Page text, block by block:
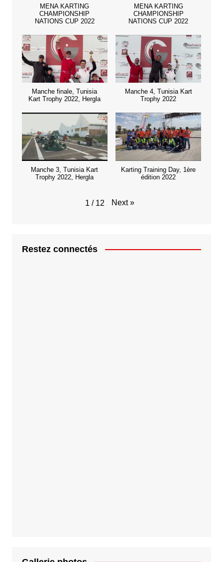
MENA KARTING
CHAMPIONSHIP
NATIONS CUP 2022
MENA KARTING
CHAMPIONSHIP
NATIONS CUP 2022
Manche finale, Tunisia
Kart Trophy 2022, Hergla
Manche 4, Tunisia Kart
Trophy 2022
Manche 3, Tunisia Kart
Trophy 2022, Hergla
Karting Training Day, 1ère
édition 2022
1 / 12 Next »
Restez connectés